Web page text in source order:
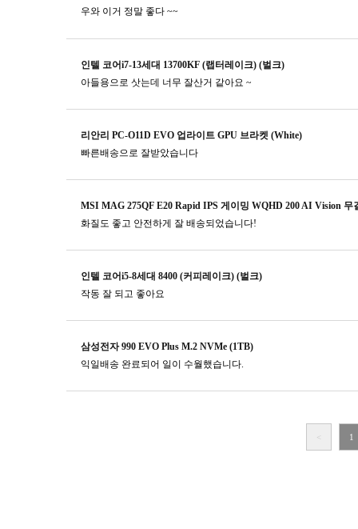
우와 이거 정말 좋다 ~~
인텔 코어i7-13세대 13700KF (랩터레이크) (벌크)
아들용으로 삿는데 너무 잘산거 같아요 ~
리안리 PC-O11D EVO 업라이트 GPU 브라켓 (White)
빠른배송으로 잘받았습니다
MSI MAG 275QF E20 Rapid IPS 게이밍 WQHD 200 AI Vision 무
화질도 좋고 안전하게 잘 배송되었습니다!
인텔 코어i5-8세대 8400 (커피레이크) (벌크)
작동 잘 되고 좋아요
삼성전자 990 EVO Plus M.2 NVMe (1TB)
익일배송 완료되어 일이 수월했습니다.
< 1